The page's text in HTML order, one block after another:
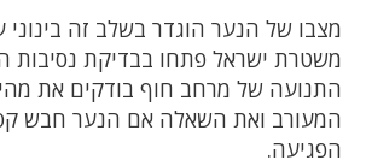
מצבו של הנער הוגדר בשלב זה
משטרת ישראל פתחו בבדיקת נסיבות
התנועה של מרחב חוף בודקים את
המעורב ואת השאלה אם הנער חבש
הפגיעה.